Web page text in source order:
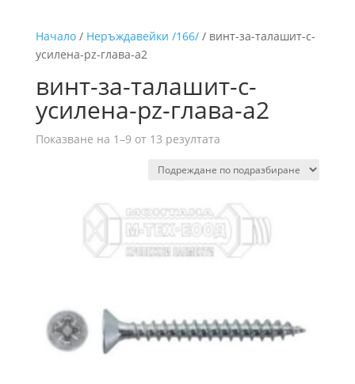
Начало/ Неръждавейки /166// винт-за-талашит-с-
усилена-pz-глава-а2
винт-за-талашит-с-
усилена-pz-глава-а2
Показване на 1–9 от 13 резултата